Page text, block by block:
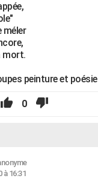
méler
mort.
peinture et poésie
0
à 16:31